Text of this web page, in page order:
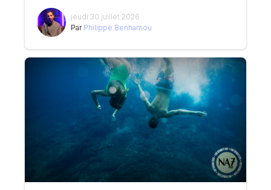
jeudi 30 juillet 2026
Par Philippe Benhamou